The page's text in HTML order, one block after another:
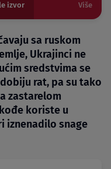
izvor Više
sa ruskom
Ukrajinci ne
sredstvima se
rat, pa su tako
zastarelom
koriste u
iznenadilo snage